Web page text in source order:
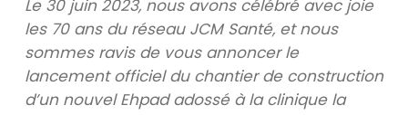
Le 30 juin 2023, nous avons célébré avec joie
les 70 ans du réseau JCM Santé, et nous
sommes ravis de vous annoncer le
lancement officiel du chantier de construction
d’un nouvel Ehpad adossé à la clinique la